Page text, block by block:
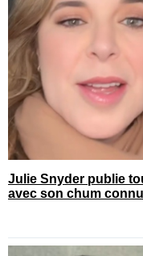
Julie Snyder publie
avec son chum connu